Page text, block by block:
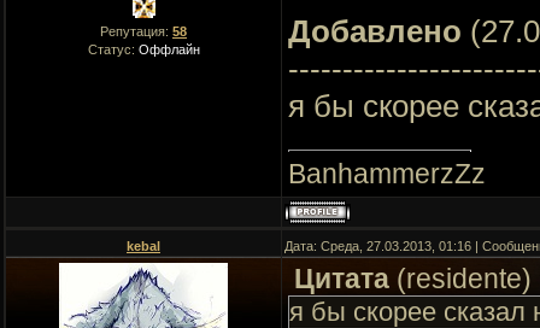
Репутация: 58
Статус: Оффлайн
Добавлено
я бы скорее
BanhammerzZz
kebal Дата: Среда, 27.03.2013, 01:16 |
Цитата (residente)
я бы скорее сказал